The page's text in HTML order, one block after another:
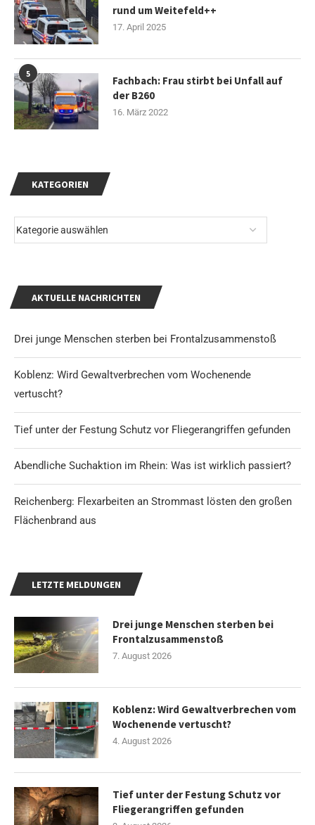
KATEGORIEN
AKTUELLE NACHRICHTEN
Drei junge Menschen sterben bei Frontalzusammenstoß
Koblenz: Wird Gewaltverbrechen vom Wochenende
vertuscht?
Tief unter der Festung Schutz vor Fliegerangriffen gefunden
Abendliche Suchaktion im Rhein: Was ist wirklich passiert?
Reichenberg: Flexarbeiten an Strommast lösten den großen
Flächenbrand aus
LETZTE MELDUNGEN
Drei junge Menschen sterben bei
Frontalzusammenstoß
7. August 2026
Koblenz: Wird Gewaltverbrechen vom
Wochenende vertuscht?
4. August 2026
Tief unter der Festung Schutz vor
Fliegerangriffen gefunden
rund um Weitefeld++
17. April 2025
5
Fachbach: Frau stirbt bei Unfall auf
der B260
16. März 2022